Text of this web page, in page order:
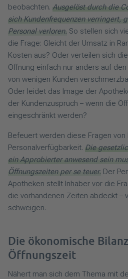
beobachten. Ausgelöst durch die
sich Kundenfrequenzen verringert,
Personal verloren. So stellen sich
die Frage: Gleicht der Umsatz in
Kosten aus? Oder verteilen sich
Öffnung einfach nur anders auf
von wenigen Kunden
Oder leidet das Image der
der Kundenzuspruch – wenn die
eingeschränkt werden?
Befeuert werden diese Fragen
Personalverfügbarkeit. Die
ein Approbierter anwesend sein
Öffnungszeiten per se teuer. Der
Apotheken stellt Inhaber vor die
die vorhandenen Zeiten abdeckt –
schweigen.
Die ökonomische
Öffnungszeit
Nähert man sich dem Thema mit